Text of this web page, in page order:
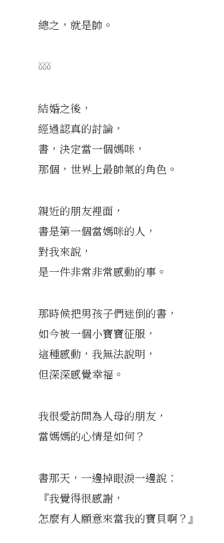
總之，就是帥。
𓍱𓍱𓍱
結婚之後，
經過認真的討論，
書，決定當一個媽咪，
那個，世界上最帥氣的角色。
親近的朋友裡面，
書是第一個當媽咪的人，
對我來說，
是一件非常非常感動的事。
那時候把男孩子們迷倒的書，
如今被一個小寶寶征服，
這種感動，我無法說明，
但深深感覺幸福。
我很愛訪問為人母的朋友，
當媽媽的心情是如何？
書那天，一邊掉眼淚一邊說：
『我覺得很感謝，
怎麼有人願意來當我的寶貝啊？』